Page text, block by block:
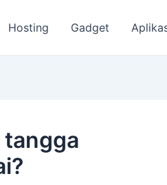
Hosting Gadget